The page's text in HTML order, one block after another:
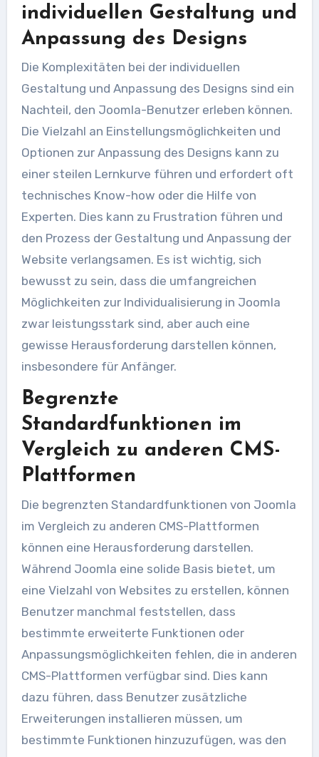
individuellen Gestaltung und
Anpassung des Designs
Die Komplexitäten bei der individuellen
Gestaltung und Anpassung des Designs sind ein
Nachteil, den Joomla-Benutzer erleben können.
Die Vielzahl an Einstellungsmöglichkeiten und
Optionen zur Anpassung des Designs kann zu
einer steilen Lernkurve führen und erfordert oft
technisches Know-how oder die Hilfe von
Experten. Dies kann zu Frustration führen und
den Prozess der Gestaltung und Anpassung der
Website verlangsamen. Es ist wichtig, sich
bewusst zu sein, dass die umfangreichen
Möglichkeiten zur Individualisierung in Joomla
zwar leistungsstark sind, aber auch eine
gewisse Herausforderung darstellen können,
insbesondere für Anfänger.
Begrenzte
Standardfunktionen im
Vergleich zu anderen CMS-
Plattformen
Die begrenzten Standardfunktionen von Joomla
im Vergleich zu anderen CMS-Plattformen
können eine Herausforderung darstellen.
Während Joomla eine solide Basis bietet, um
eine Vielzahl von Websites zu erstellen, können
Benutzer manchmal feststellen, dass
bestimmte erweiterte Funktionen oder
Anpassungsmöglichkeiten fehlen, die in anderen
CMS-Plattformen verfügbar sind. Dies kann
dazu führen, dass Benutzer zusätzliche
Erweiterungen installieren müssen, um
bestimmte Funktionen hinzuzufügen, was den